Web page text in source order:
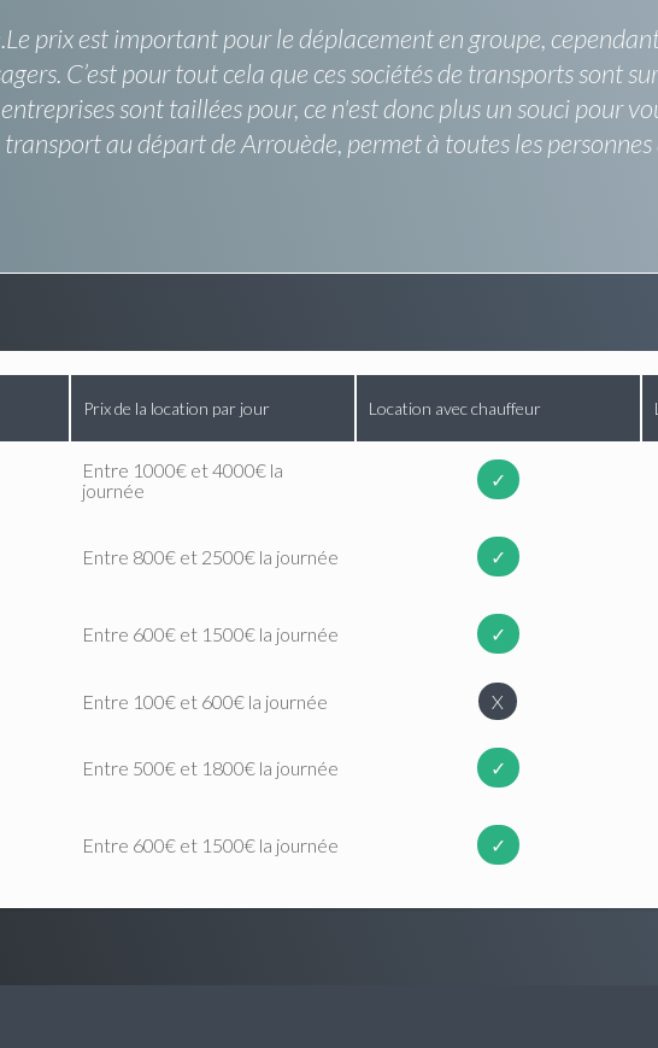
prix est important pour le déplacement en groupe,
C’est pour tout cela que ces sociétés de transports sont
sont taillées pour, ce n'est donc plus un souci pour
au départ de Arrouède, permet à toutes les
Prix de la location par jour Location avec chauffeur
Entre 1000€ et 4000€ la
journée
✓
Entre 800€ et 2500€ la journée ✓
Entre 600€ et 1500€ la journée ✓
Entre 100€ et 600€ la journée X
Entre 500€ et 1800€ la journée ✓
Entre 600€ et 1500€ la journée ✓